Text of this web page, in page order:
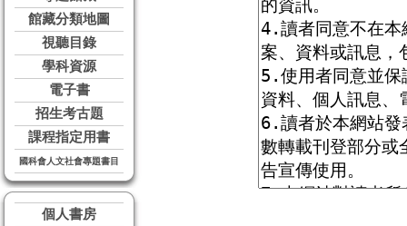
館藏分類地圖
視聽目錄
學科資源
電子書
招生考古題
課程指定用書
國科會人文社會專題書目
個人書房